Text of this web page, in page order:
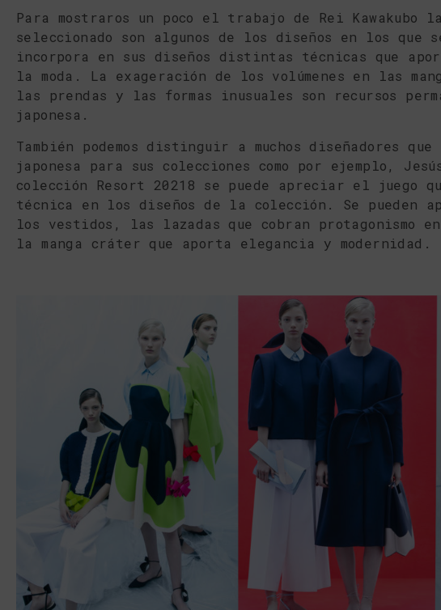
Para mostraros un poco el trabajo de Rei Kawakubo
seleccionado son algunos de los diseños en los que
incorpora en sus diseños distintas técnicas que
la moda. La exageración de los volúmenes en las
las prendas y las formas inusuales son recursos
japonesa.
También podemos distinguir a muchos diseñadores
japonesa para sus colecciones como por ejemplo,
colección Resort 20218 se puede apreciar el juego
técnica en los diseños de la colección. Se pueden
los vestidos, las lazadas que cobran protagonismo
la manga cráter que aporta elegancia y modernidad.